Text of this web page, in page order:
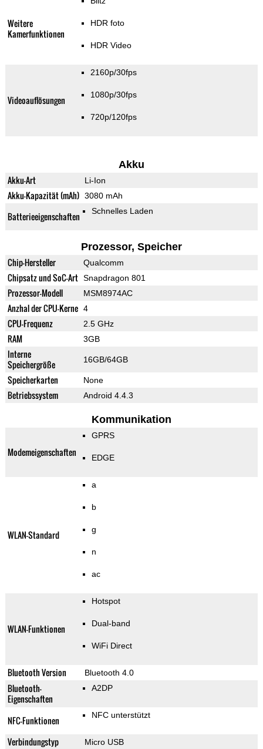
Weitere
Kamerfunktionen
HDR foto
HDR Video
Videoauflösungen
2160p/30fps
1080p/30fps
720p/120fps
Akku
Akku-Art Li-Ion
Akku-Kapazität (mAh) 3080 mAh
Batterieeigenschaften Schnelles Laden
Prozessor, Speicher
Chip-Hersteller Qualcomm
Chipsatz und SoC-Art Snapdragon 801
Prozessor-Modell MSM8974AC
Anzhal der CPU-Kerne 4
CPU-Frequenz 2.5 GHz
RAM 3GB
Interne
Speichergröße
16GB/64GB
Speicherkarten None
Betriebssystem Android 4.4.3
Kommunikation
Modemeigenschaften
GPRS
EDGE
WLAN-Standard
a
b
g
n
ac
WLAN-Funktionen
Hotspot
Dual-band
WiFi Direct
Bluetooth Version Bluetooth 4.0
Bluetooth-
Eigenschaften
A2DP
NFC-Funktionen NFC unterstützt
Verbindungstyp Micro USB